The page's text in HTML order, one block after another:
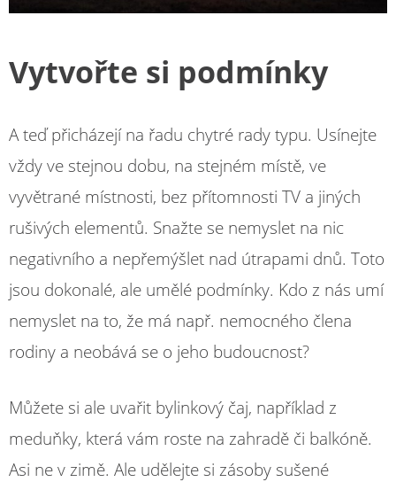
Vytvořte si podmínky
A teď přicházejí na řadu chytré rady typu. Usínejte
vždy ve stejnou dobu, na stejném místě, ve
vyvětrané místnosti, bez přítomnosti TV a jiných
rušivých elementů. Snažte se nemyslet na nic
negativního a nepřemýšlet nad útrapami dnů. Toto
jsou dokonalé, ale umělé podmínky. Kdo z nás umí
nemyslet na to, že má např. nemocného člena
rodiny a neobává se o jeho budoucnost?
Můžete si ale uvařit bylinkový čaj, například z
meduňky, která vám roste na zahradě či balkóně.
Asi ne v zimě. Ale udělejte si zásoby sušené